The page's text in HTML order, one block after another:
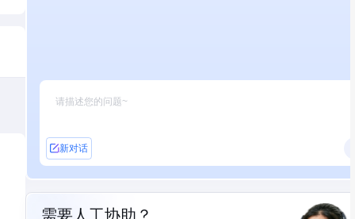
新对话
需要人工协助？